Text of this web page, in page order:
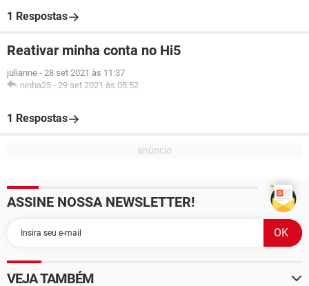
1 Respostas
Reativar minha conta no Hi5
julianne - 28 set 2021 às 11:37
ninha25 - 29 set 2021 às 05:52
1 Respostas
ASSINE NOSSA NEWSLETTER!
VEJA TAMBÉM